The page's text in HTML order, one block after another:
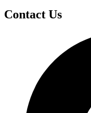
Contact Us